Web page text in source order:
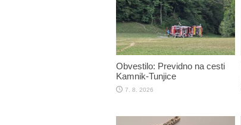
Obvestilo: Previdno na cesti
Kamnik-Tunjice
7. 8. 2026